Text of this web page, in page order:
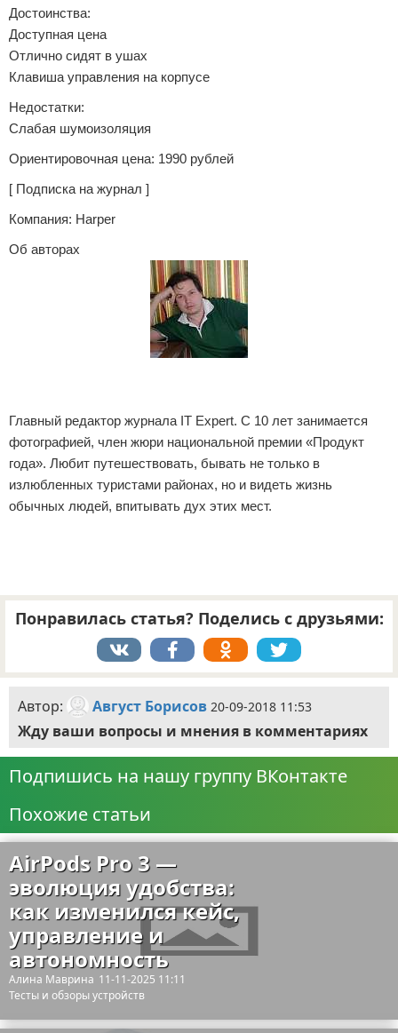
Достоинства:
Доступная цена
Отлично сидят в ушах
Клавиша управления на корпусе
Недостатки:
Слабая шумоизоляция
Ориентировочная цена: 1990 рублей
[ Подписка на журнал ]
Компания: Harper
Об авторах
Главный редактор журнала IT Expert. С 10 лет занимается
фотографией, член жюри национальной премии «Продукт
года». Любит путешествовать, бывать не только в
излюбленных туристами районах, но и видеть жизнь
обычных людей, впитывать дух этих мест.
Понравилась статья? Поделись с друзьями:
Автор: Август Борисов 20-09-2018 11:53
Жду ваши вопросы и мнения в комментариях
Подпишись на нашу группу ВКонтакте
Похожие статьи
AirPods Pro 3 —
эволюция удобства:
как изменился кейс,
управление и
автономность
Алина Маврина 11-11-2025 11:11
Тесты и обзоры устройств